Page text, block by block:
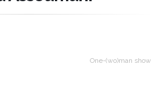
One-(wo)man show